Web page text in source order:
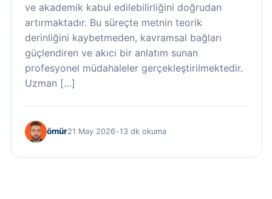
ve akademik kabul edilebilirliğini doğrudan
artırmaktadır. Bu süreçte metnin teorik
derinliğini kaybetmeden, kavramsal bağları
güçlendiren ve akıcı bir anlatım sunan
profesyonel müdahaleler gerçekleştirilmektedir.
Uzman […]
ömür21 May 2026 •13 dk okuma